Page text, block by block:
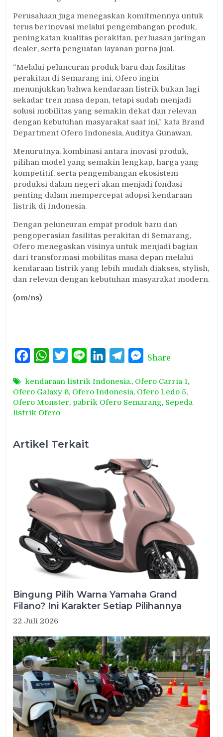
Perusahaan juga menegaskan komitmennya untuk
terus berinovasi melalui pengembangan produk,
peningkatan kualitas perakitan, perluasan jaringan
dealer, serta penguatan layanan purna jual.
“Melalui peluncuran produk baru dan fasilitas
perakitan di Semarang ini, Ofero ingin
menunjukkan bahwa kendaraan listrik bukan lagi
sekadar tren masa depan, tetapi sudah menjadi
solusi mobilitas yang semakin dekat dan relevan
dengan kebutuhan masyarakat saat ini,” kata Brand
Department Ofero Indonesia, Auditya Gunawan.
Menurutnya, kombinasi antara inovasi produk,
pilihan model yang semakin lengkap, harga yang
kompetitif, serta pengembangan ekosistem
produksi dalam negeri akan menjadi fondasi
penting dalam mempercepat adopsi kendaraan
listrik di Indonesia.
Dengan peluncuran empat produk baru dan
pengoperasian fasilitas perakitan di Semarang,
Ofero menegaskan visinya untuk menjadi bagian
dari transformasi mobilitas masa depan melalui
kendaraan listrik yang lebih mudah diakses, stylish,
dan relevan dengan kebutuhan masyarakat modern.
(om/ns)
FacebookWhatsAppTwitterLine LinkedInTelegramMessenger
Share
kendaraan listrik Indonesia., Ofero Carria 1,
Ofero Galaxy 6, Ofero Indonesia, Ofero Ledo 5,
Ofero Monster,pabrik Ofero Semarang, Sepeda
listrik Ofero
Artikel Terkait
Bingung Pilih Warna Yamaha Grand
Filano? Ini Karakter Setiap Pilihannya
22 Juli 2026